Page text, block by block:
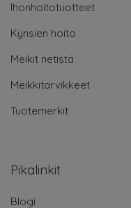
Ihonhoitotuotteet
Kynsien hoito
Meikit netistä
Meikkitarvikkeet
Tuotemerkit
Pikalinkit
Blogi